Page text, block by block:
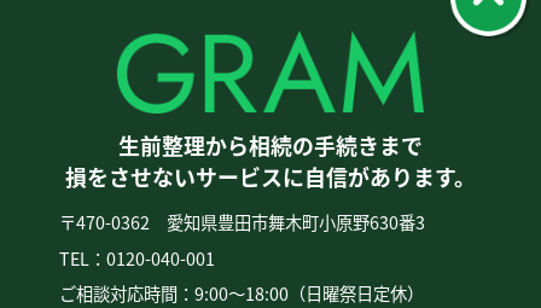
生前整理から相続の手続きまで
損をさせないサービスに自信があります。
〒470-0362 愛知県豊田市舞木町小原野630番3
TEL：0120-040-001
ご相談対応時間：9:00〜18:00（日曜祭日定休）